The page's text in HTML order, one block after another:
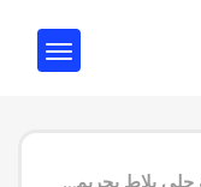
شركة جلى بلاط بحريملاء